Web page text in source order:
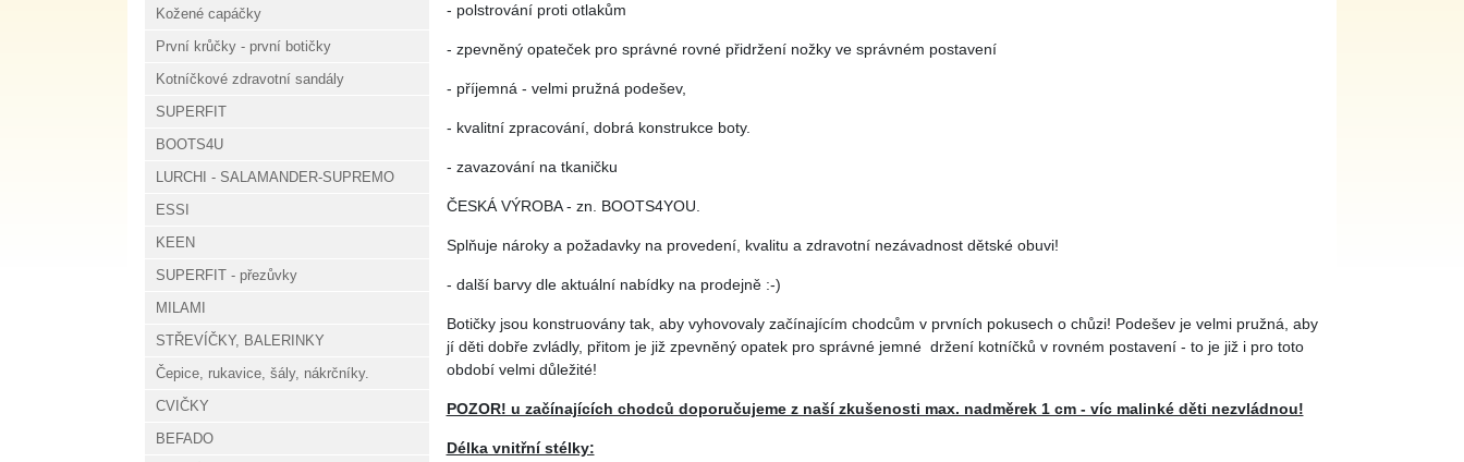
- polstrování proti otlakům
- zpevněný opateček pro správné rovné přidržení nožky ve správném postavení
- příjemná - velmi pružná podešev,
- kvalitní zpracování, dobrá konstrukce boty.
- zavazování na tkaničku
ČESKÁ VÝROBA - zn. BOOTS4YOU.
Splňuje nároky a požadavky na provedení, kvalitu a zdravotní nezávadnost dětské obuvi!
- další barvy dle aktuální nabídky na prodejně :-)
Botičky jsou konstruovány tak, aby vyhovovaly začínajícím chodcům v prvních pokusech o chůzi! Podešev je velmi pružná, aby
jí děti dobře zvládly, přitom je již zpevněný opatek pro správné jemné držení kotníčků v rovném postavení - to je již i pro toto
období velmi důležité!
POZOR! u začínajících chodců doporučujeme z naší zkušenosti max. nadměrek 1 cm - víc malinké děti nezvládnou!
Délka vnitřní stélky:
Kožené capáčky
První krůčky - první botičky
Kotníčkové zdravotní sandály
SUPERFIT
BOOTS4U
LURCHI - SALAMANDER-SUPREMO
ESSI
KEEN
SUPERFIT - přezůvky
MILAMI
STŘEVÍČKY, BALERINKY
Čepice, rukavice, šály, nákrčníky.
CVIČKY
BEFADO